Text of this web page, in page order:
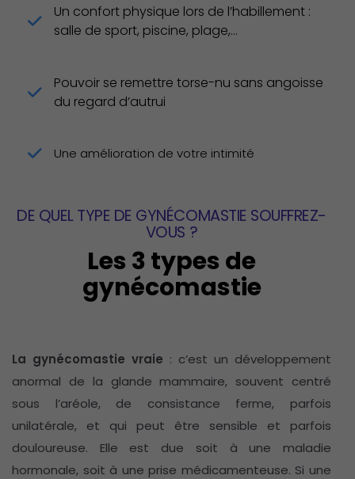
Un confort physique lors de l’habillement :
salle de sport, piscine, plage,...
Pouvoir se remettre torse-nu sans angoisse
du regard d’autrui
Une amélioration de votre intimité
DE QUEL TYPE DE GYNÉCOMASTIE SOUFFREZ-
VOUS ?
Les 3 types de
gynécomastie
La gynécomastie vraie : c’est un développement
anormal de la glande mammaire, souvent centré
sous l’aréole, de consistance ferme, parfois
unilatérale, et qui peut être sensible et parfois
douloureuse. Elle est due soit à une maladie
hormonale, soit à une prise médicamenteuse. Si une